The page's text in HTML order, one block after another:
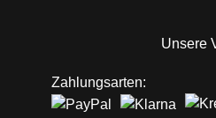
Unsere
Zahlungsarten: